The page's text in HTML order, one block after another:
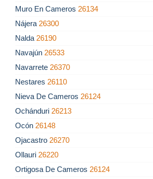
Muro En Cameros 26134
Nájera 26300
Nalda 26190
Navajún 26533
Navarrete 26370
Nestares 26110
Nieva De Cameros 26124
Ochánduri 26213
Ocón 26148
Ojacastro 26270
Ollauri 26220
Ortigosa De Cameros 26124